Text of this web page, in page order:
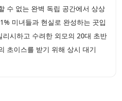
수 없는 완벽 독립 공간에서 상상
미녀들과 현실로 완성하는 곳입
시하고 수려한 외모의 20대 초반
초이스를 받기 위해 상시 대기